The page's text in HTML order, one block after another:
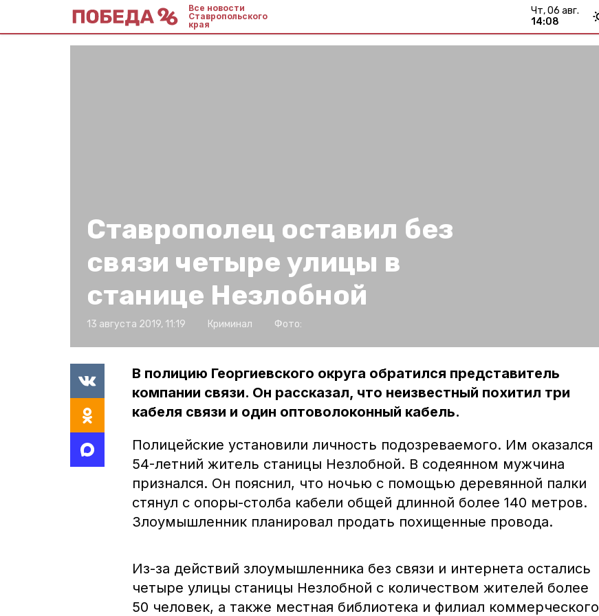
Все новости
Ставропольского
края
чт, 06 авг.
14:08
Ставрополец оставил без
связи четыре улицы в
станице Незлобной
13 августа 2019, 11:19 Криминал Фото:
В полицию Георгиевского округа обратился представитель
компании связи. Он рассказал, что неизвестный похитил три
кабеля связи и один оптоволоконный кабель.
Полицейские установили личность подозреваемого. Им оказался
54-летний житель станицы Незлобной. В содеянном мужчина
признался. Он пояснил, что ночью с помощью деревянной палки
стянул с опоры-столба кабели общей длинной более 140 метров.
Злоумышленник планировал продать похищенные провода.
Из-за действий злоумышленника без связи и интернета остались
четыре улицы станицы Незлобной с количеством жителей более
50 человек, а также местная библиотека и филиал коммерческого